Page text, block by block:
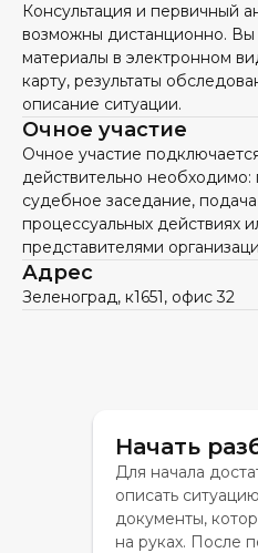
Консультация и первичный
возможны дистанционно. Вы
материалы в электронном
карту, результаты
описание ситуации.
Очное участие
Очное участие
действительно
судебное заседание,
процессуальных действиях
представителями
Адрес
Зеленоград, к1651, офис 32
Начать
Для начала
описать
документы,
на руках. После